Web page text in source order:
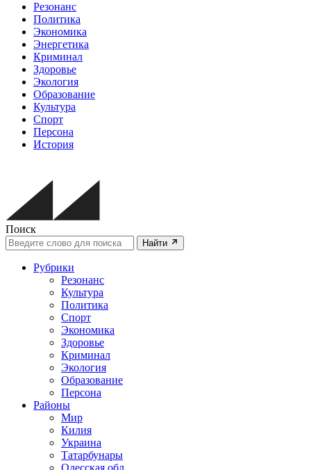
Резонанс
Политика
Экономика
Энергетика
Криминал
Здоровье
Экология
Образование
Культура
Спорт
Персона
История
Поиск
Найти
Рубрики
Резонанс
Культура
Политика
Спорт
Экономика
Здоровье
Криминал
Экология
Образование
Персона
Районы
Мир
Килия
Украина
Татарбунары
Одесская обл.